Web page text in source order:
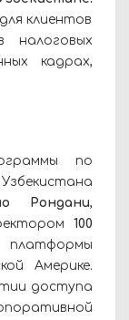
клиентов
налоговых
кадрах,
по
Рондани,
100
Америке.
доступа